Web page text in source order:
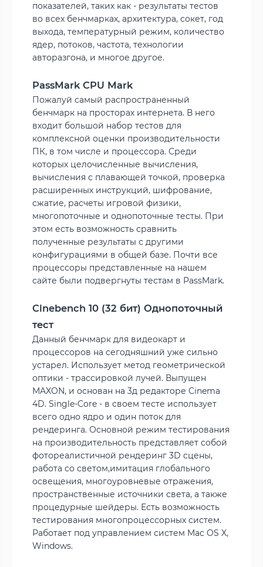
показателей, таких как - результаты тестов
во всех бенчмарках, архитектура, сокет, год
выхода, температурный режим, количество
ядер, потоков, частота, технологии
авторазгона, и многое другое.
PassMark CPU Mark
Пожалуй самый распространенный
бенчмарк на просторах интернета. В него
входит большой набор тестов для
комплексной оценки производительности
ПК, в том числе и процессора. Среди
которых целочисленные вычисления,
вычисления с плавающей точкой, проверка
расширенных инструкций, шифрование,
сжатие, расчеты игровой физики,
многопоточные и однопоточные тесты. При
этом есть возможность сравнить
полученные результаты с другими
конфигурациями в общей базе. Почти все
процессоры представленные на нашем
сайте были подвергнуты тестам в PassMark.
Cinebench 10 (32 бит) Однопоточный
тест
Данный бенчмарк для видеокарт и
процессоров на сегодняшний уже сильно
устарел. Использует метод геометрической
оптики - трассировкой лучей. Выпущен
MAXON, и основан на 3д редакторе Cinema
4D. Single-Core - в своем тесте использует
всего одно ядро и один поток для
рендеринга. Основной режим тестирования
на производительность представляет собой
фотореалистичной рендеринг 3D сцены,
работа со светом,имитация глобального
освещения, многоуровневые отражения,
пространственные источники света, а также
процедурные шейдеры. Есть возможность
тестирования многопроцессорных систем.
Работает под управлением систем Mac OS X,
Windows.